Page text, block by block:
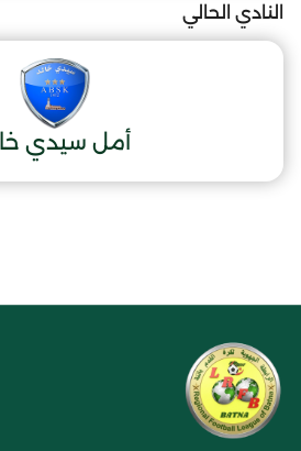
النادي الحالي
أمل سيدي